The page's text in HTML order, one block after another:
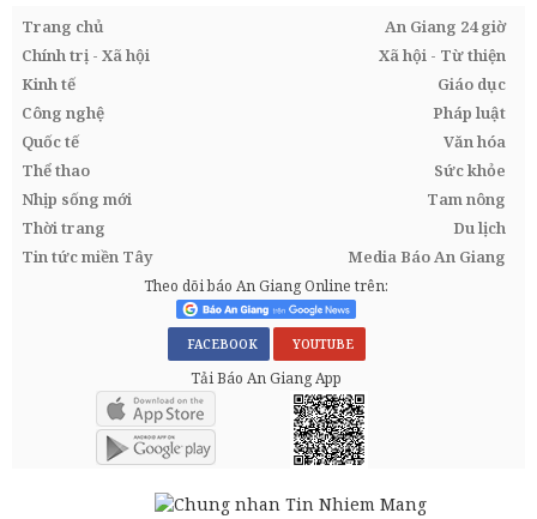
Trang chủ
An Giang 24 giờ
Chính trị - Xã hội
Xã hội - Từ thiện
Kinh tế
Giáo dục
Công nghệ
Pháp luật
Quốc tế
Văn hóa
Thể thao
Sức khỏe
Nhịp sống mới
Tam nông
Thời trang
Du lịch
Tin tức miền Tây
Media Báo An Giang
Theo dõi báo An Giang Online trên:
FACEBOOK YOUTUBE
Tải Báo An Giang App